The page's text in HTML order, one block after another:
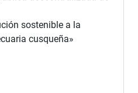
sostenible a la
cusqueña»